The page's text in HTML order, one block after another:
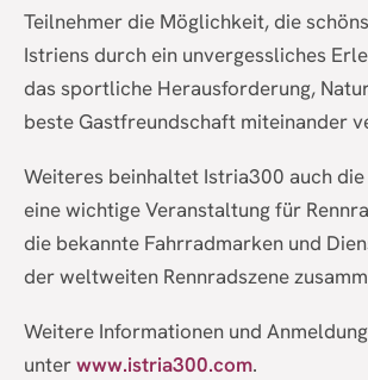
Teilnehmer die Möglichkeit, die
Istriens durch ein unvergessliches
das sportliche Herausforderung,
beste Gastfreundschaft miteinander
Weiteres beinhaltet Istria300 auch
eine wichtige Veranstaltung für
die bekannte Fahrradmarken und
der weltweiten Rennradszene
Weitere Informationen und
unterwww.istria300.com.